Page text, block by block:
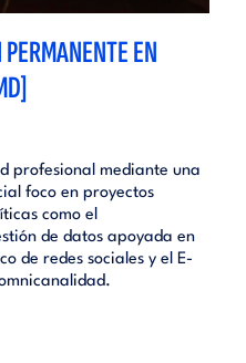
EN
profesional mediante una
foco en proyectos
como el
de datos apoyada en
de redes sociales y el E-